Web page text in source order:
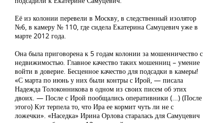
Её из колонии перевели в Москву, в следственный изолятор
№6, в камеру № 110, где сидела Екатерина Самуцевич уже в
марте 2012 года.
Она была приговорена к 5 годам колонии за мошенничество с
недвижимостью. Главное качество таких мошенниц – умение
войти в доверие. Бесценное качество для подсадки в камеры!
«С марта по июнь у них были контры с Ирой, — писала
Надежда Толоконникова в одном из своих писем об этих
двоих. — После с Ирой пообщались оперативники (...) (После
этого) Кэт терпела то, что Ира ее кормит чуть ли не с
ложечки». «Наседка» Ирина Орлова старалась для Самуцевич